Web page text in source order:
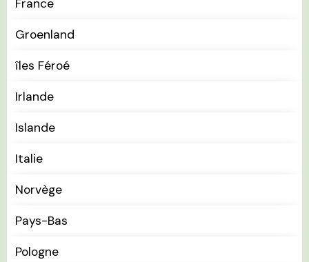
France
Groenland
îles Féroé
Irlande
Islande
Italie
Norvège
Pays-Bas
Pologne